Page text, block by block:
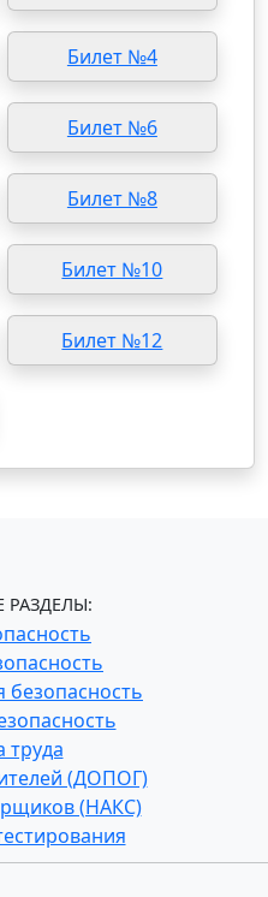
Билет №4
Билет №6
Билет №8
Билет №10
Билет №12
безопасность
труда
(ДОПОГ)
(НАКС)